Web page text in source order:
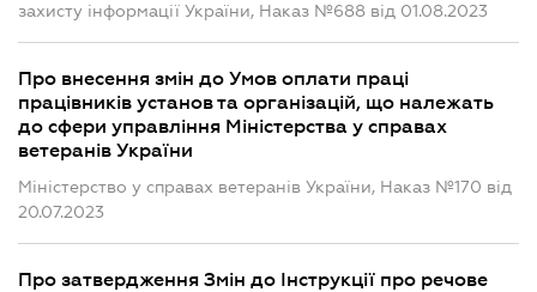
захисту інформації України, Наказ №688 від 01.08.2023
Про внесення змін до Умов оплати праці
працівників установ та організацій, що належать
до сфери управління Міністерства у справах
ветеранів України
Міністерство у справах ветеранів України, Наказ №170 від
20.07.2023
Про затвердження Змін до Інструкції про речове